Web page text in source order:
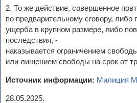
2. То же действие, совершенное
по предварительному сговору,
ущерба в крупном размере, либо
последствия, -
наказывается ограничением
или лишением свободы на срок от
Источник информации: Милиция
28.05.2025.